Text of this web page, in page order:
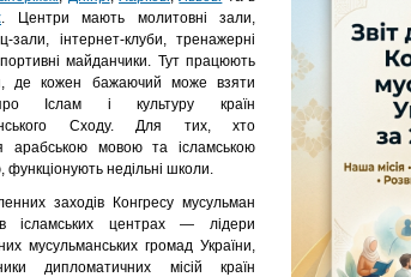
. Центри мають молитовні зали,
зали, інтернет-клуби, тренажерні
майданчики. Тут працюють
де кожен бажаючий може взяти
Іслам і культуру країн
Сходу. Для тих, хто
арабською мовою та ісламською
функціонують недільні школи.
заходів Конгресу мусульман
ісламських центрах — лідери
мусульманських громад України,
дипломатичних місій країн